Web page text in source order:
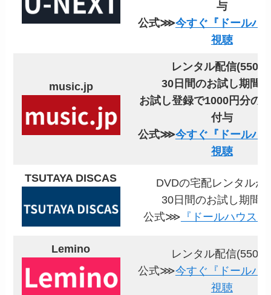
与
公式⋙今すぐ『ドールハ
視聴
music.jp
レンタル配信(550
30日間のお試し期間
お試し登録で1000円分の
付与
公式⋙今すぐ『ドールハ
視聴
TSUTAYA DISCAS
DVDの宅配レンタルが
30日間のお試し期間
公式⋙ 『ドールハウス
Lemino
レンタル配信(550
公式⋙今すぐ『ドールハ
視聴